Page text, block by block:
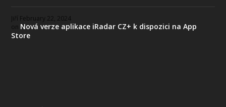
Jiří February 22, 2024
on Nová verze aplikace iRadar CZ+ k dispozici na App
Store